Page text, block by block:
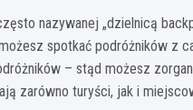
nazywanej „dzielnicą
spotkać podróżników z
– stąd możesz
zarówno turyści, jak i